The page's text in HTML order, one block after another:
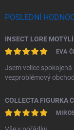
POSLEDNÍ
EVA
Jsem velice
vezproblémový
COLLECTA FIGURKA